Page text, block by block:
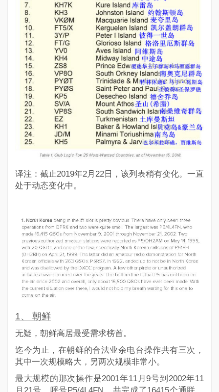
译注：截止2019年2月22日，该列表稍有变化。一直
处于动态变化中。
1、 朝鲜
无疑，朝鲜高居最受需求榜首。
迄今为止，在朝鲜的合法业余电台操作共有三次，
其中一次规模略大，另两次规模非常小。
最大规模的那次操作是2001年11月9号到2002年11